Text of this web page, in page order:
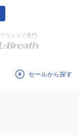
アウトドア専門
セール